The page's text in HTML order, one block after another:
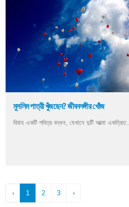
মুসলিম পাত্রী খুঁজছেন? জীবনসঙ্গীর খোঁজ
বিবাহ একটি পবিত্র বন্ধন, যেখানে দুটি আত্মা একত্রিত...
‹ 1 2 3 ›